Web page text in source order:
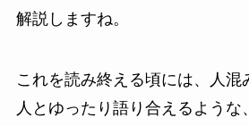
解説しますね。
これを読み終える頃には、人混
人とゆったり語り合えるような